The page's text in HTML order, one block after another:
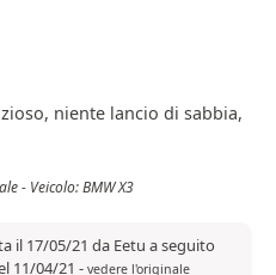
niente lancio di sabbia,
- Veicolo: BMW X3
il 17/05/21 da Eetu a seguito
11/04/21 - vedere l'originale